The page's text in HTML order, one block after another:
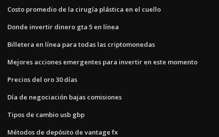
Costo promedio de la cirugía plástica en el cuello
Donde invertir dinero gta 5 en línea
Billetera en línea para todas las criptomonedas
Mejores acciones emergentes para invertir en este momento
Precios del oro 30 días
Día de negociación bajas comisiones
Tipos de cambio usb gbp
Métodos de depósito de vantage fx